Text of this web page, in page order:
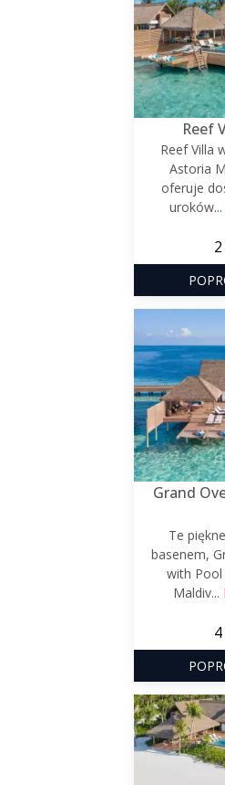
Reef
Reef Villa
Astoria
oferuje
uroków...
Grand
Te
basenem,
with
Maldiv...